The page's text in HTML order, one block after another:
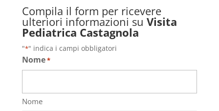
Compila il form per ricevere
ulteriori informazioni su Visita
Pediatrica Castagnola
"*" indica i campi obbligatori
Nome*
Nome